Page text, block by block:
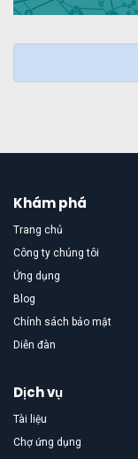
Khám phá
Trang chủ
Công ty chúng tôi
Ứng dụng
Blog
Chính sách bảo mật
Diễn đàn
Dịch vụ
Tài liệu
Chợ ứng dụng